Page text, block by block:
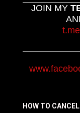
JOIN MY
HOW TO